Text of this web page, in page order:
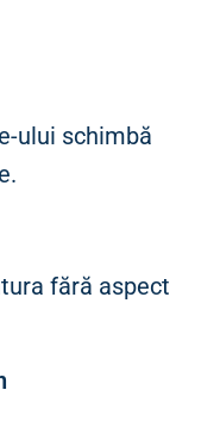
ului schimbă
fără aspect